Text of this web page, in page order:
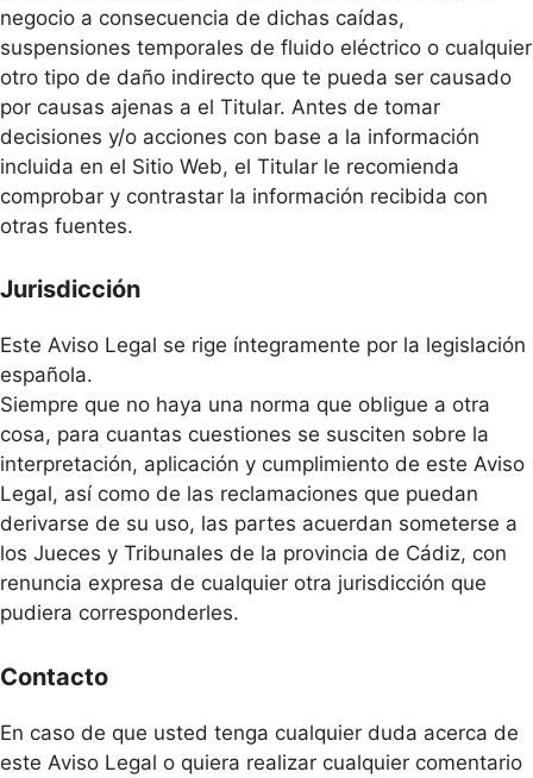
negocio a consecuencia de dichas caídas,
suspensiones temporales de fluido eléctrico o cualquier
otro tipo de daño indirecto que te pueda ser causado
por causas ajenas a el Titular. Antes de tomar
decisiones y/o acciones con base a la información
incluida en el Sitio Web, el Titular le recomienda
comprobar y contrastar la información recibida con
otras fuentes.
Jurisdicción
Este Aviso Legal se rige íntegramente por la legislación
española.
Siempre que no haya una norma que obligue a otra
cosa, para cuantas cuestiones se susciten sobre la
interpretación, aplicación y cumplimiento de este Aviso
Legal, así como de las reclamaciones que puedan
derivarse de su uso, las partes acuerdan someterse a
los Jueces y Tribunales de la provincia de Cádiz, con
renuncia expresa de cualquier otra jurisdicción que
pudiera corresponderles.
Contacto
En caso de que usted tenga cualquier duda acerca de
este Aviso Legal o quiera realizar cualquier comentario